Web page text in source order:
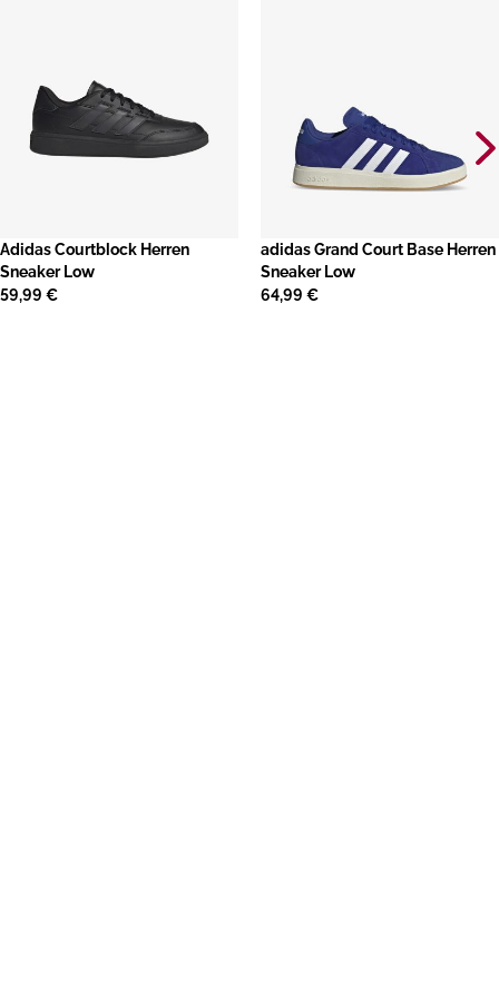
​Adidas Courtblock Herren
Sneaker Low
59,99 €
adidas Grand Court Base Herren
Sneaker Low
64,99 €